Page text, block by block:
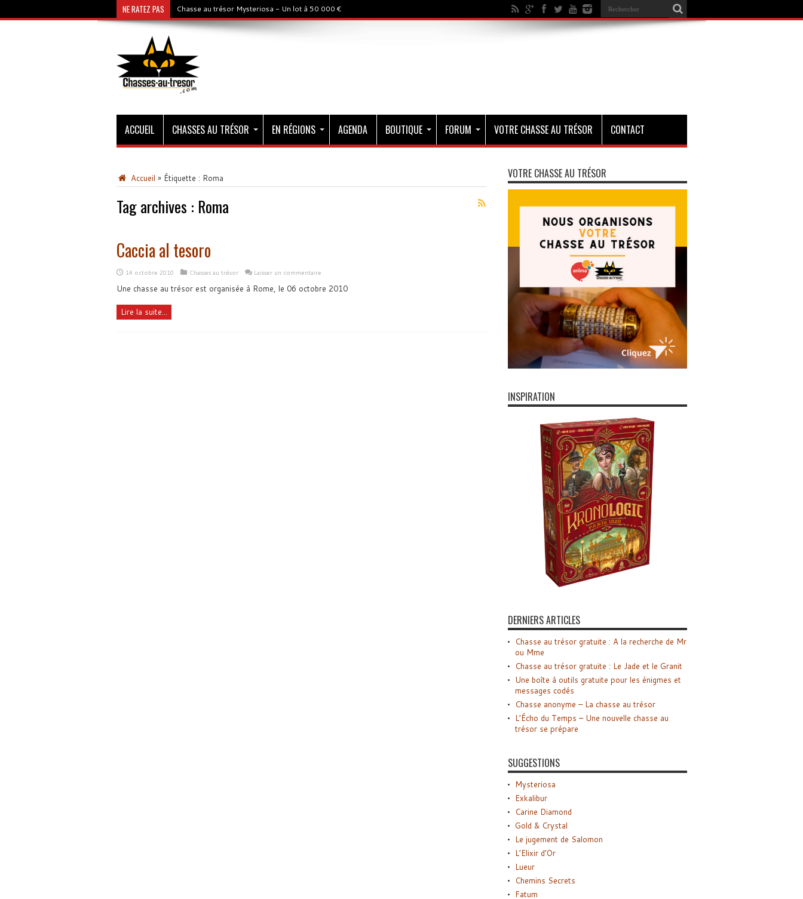
NE RATEZ PAS Chasse au trésor Mysteriosa - Un lot à 50 000 €
ACCUEIL CHASSES AU TRÉSOR EN RÉGIONS AGENDA BOUTIQUE FORUM VOTRE CHASSE AU TRÉSOR CONTACT
Accueil » Étiquette : Roma
Tag archives : Roma
Caccia al tesoro
14 octobre 2010 Chasses au trésor Laisser un commentaire
Une chasse au trésor est organisée à Rome, le 06 octobre 2010
Lire la suite...
VOTRE CHASSE AU TRÉSOR
INSPIRATION
DERNIERS ARTICLES
Chasse au trésor gratuite : A la recherche de Mr
ou Mme
Chasse au trésor gratuite : Le Jade et le Granit
Une boîte à outils gratuite pour les énigmes et
messages codés
Chasse anonyme – La chasse au trésor
L’Écho du Temps – Une nouvelle chasse au
trésor se prépare
SUGGESTIONS
Mysteriosa
Exkalibur
Carine Diamond
Gold & Crystal
Le jugement de Salomon
L’Elixir d’Or
Lueur
Chemins Secrets
Fatum